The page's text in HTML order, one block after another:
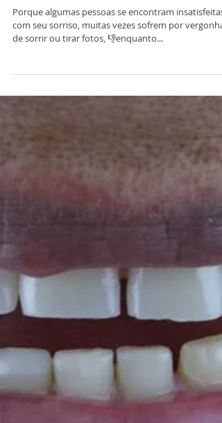
meu sorriso?
Porque algumas pessoas se encontram insatisfeitas